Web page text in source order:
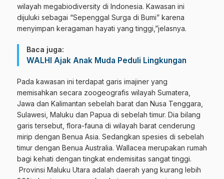
wilayah megabiodiversity di Indonesia. Kawasan ini
dijuluki sebagai “Sepenggal Surga di Bumi” karena
menyimpan keragaman hayati yang tinggi,”jelasnya.
Baca juga:
WALHI Ajak Anak Muda Peduli Lingkungan
Pada kawasan ini terdapat garis imajiner yang
memisahkan secara zoogeografis wilayah Sumatera,
Jawa dan Kalimantan sebelah barat dan Nusa Tenggara,
Sulawesi, Maluku dan Papua di sebelah timur. Dia bilang
garis tersebut, flora-fauna di wilayah barat cenderung
mirip dengan Benua Asia. Sedangkan spesies di sebelah
timur dengan Benua Australia. Wallacea merupakan rumah
bagi kehati dengan tingkat endemisitas sangat tinggi.
Provinsi Maluku Utara adalah daerah yang kurang lebih